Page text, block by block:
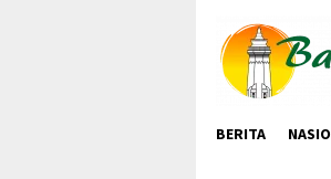
konten
BERITA